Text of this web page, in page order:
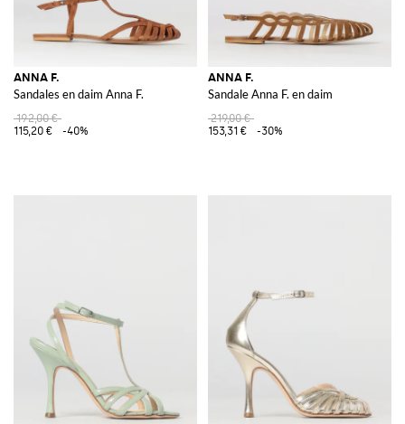
ANNA F.
Sandales en daim Anna F.
192,00 €
115,20 €
-40%
ANNA F.
Sandale Anna F. en daim
219,00 €
153,31 €
-30%